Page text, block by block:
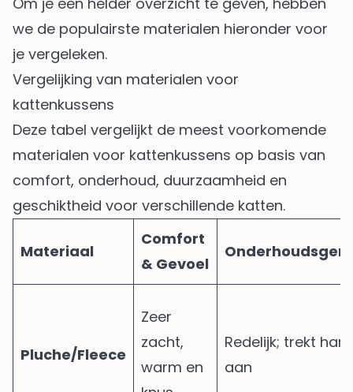
we de populairste materialen hieronder voor
je vergeleken.
Vergelijking van materialen voor
kattenkussens
Deze tabel vergelijkt de meest voorkomende
materialen voor kattenkussens op basis van
comfort, onderhoud, duurzaamheid en
geschiktheid voor verschillende katten.
Materiaal
Comfort
& Gevoel
Pluche/Fleece
Zeer
zacht,
warm en
Redelijk; trekt
aan